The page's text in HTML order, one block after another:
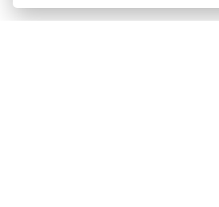
ประเภทธุรกิจไมซ์